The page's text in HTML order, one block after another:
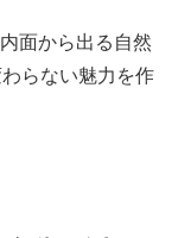
面から出る自然
らない魅力を作